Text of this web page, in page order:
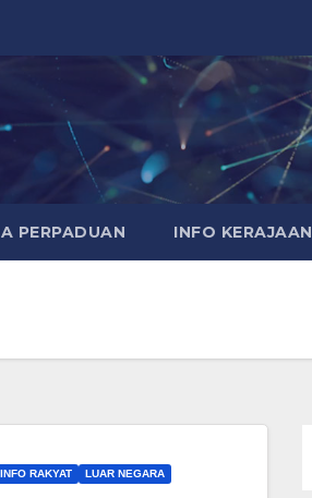
PERPADUAN INFO KERAJAAN
INFO RAKYAT LUAR NEGARA